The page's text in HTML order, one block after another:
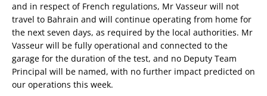
and in respect of French regulations, Mr Vasseur will not
travel to Bahrain and will continue operating from home for
the next seven days, as required by the local authorities. Mr
Vasseur will be fully operational and connected to the
garage for the duration of the test, and no Deputy Team
Principal will be named, with no further impact predicted on
our operations this week.